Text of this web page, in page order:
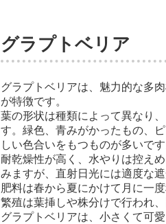
グラプトベリア
グラプトベリアは、魅力的な多
が特徴です。
葉の形状は種類によって異なり
す。緑色、青みがかったもの、
しい色合いをもつものが多いです
耐乾燥性が高く、水やりは控え
みますが、直射日光には適度な遮
肥料は春から夏にかけて月に一度
繁殖は葉挿しや株分けで行われ、
グラプトベリアは、小さくて可